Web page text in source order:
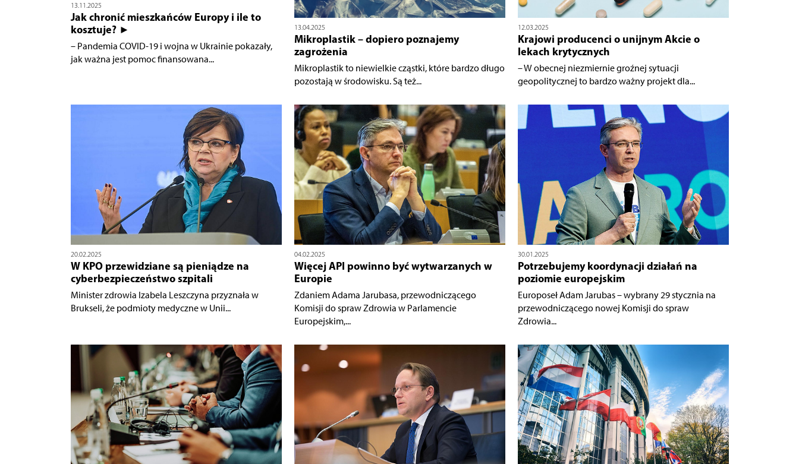
13.11.2025
Jak chronić mieszkańców Europy i ile to
kosztuje? ►
– Pandemia COVID-19 i wojna w Ukrainie pokazały,
jak ważna jest pomoc finansowana...
13.04.2025
Mikroplastik – dopiero poznajemy
zagrożenia
Mikroplastik to niewielkie cząstki, które bardzo długo
pozostają w środowisku. Są też...
12.03.2025
Krajowi producenci o unijnym Akcie o
lekach krytycznych
– W obecnej niezmiernie groźnej sytuacji
geopolitycznej to bardzo ważny projekt dla...
20.02.2025
W KPO przewidziane są pieniądze na
cyberbezpieczeństwo szpitali
Minister zdrowia Izabela Leszczyna przyznała w
Brukseli, że podmioty medyczne w Unii...
04.02.2025
Więcej API powinno być wytwarzanych w
Europie
Zdaniem Adama Jarubasa, przewodniczącego
Komisji do spraw Zdrowia w Parlamencie
Europejskim,...
30.01.2025
Potrzebujemy koordynacji działań na
poziomie europejskim
Europoseł Adam Jarubas – wybrany 29 stycznia na
przewodniczącego nowej Komisji do spraw
Zdrowia...